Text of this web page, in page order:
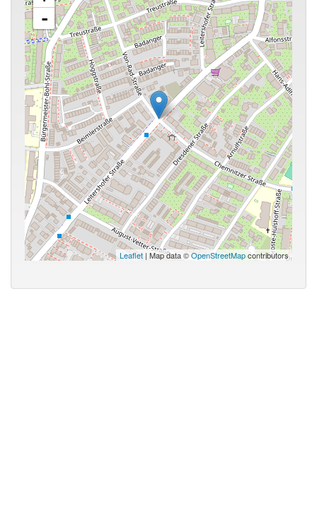
-
Leaflet | Map data ©OpenStreetMapcontributors